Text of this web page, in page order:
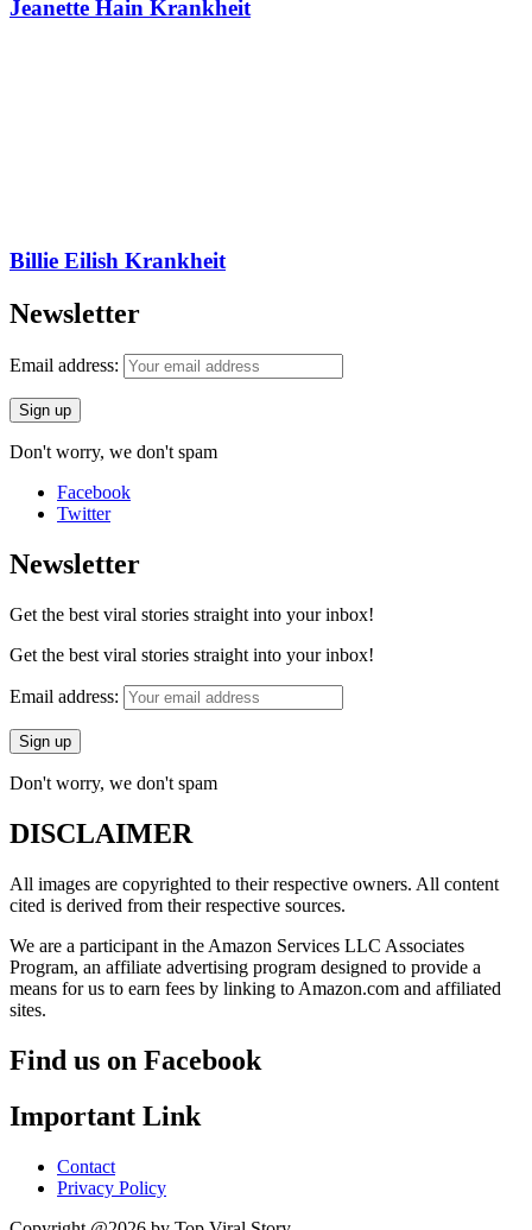
Jeanette Hain Krankheit
Billie Eilish Krankheit
Newsletter
Email address:
Don't worry, we don't spam
Facebook
Twitter
Newsletter
Get the best viral stories straight into your inbox!
Get the best viral stories straight into your inbox!
Email address:
Don't worry, we don't spam
DISCLAIMER
All images are copyrighted to their respective owners. All content
cited is derived from their respective sources.
We are a participant in the Amazon Services LLC Associates
Program, an affiliate advertising program designed to provide a
means for us to earn fees by linking to Amazon.com and affiliated
sites.
Find us on Facebook
Important Link
Contact
Privacy Policy